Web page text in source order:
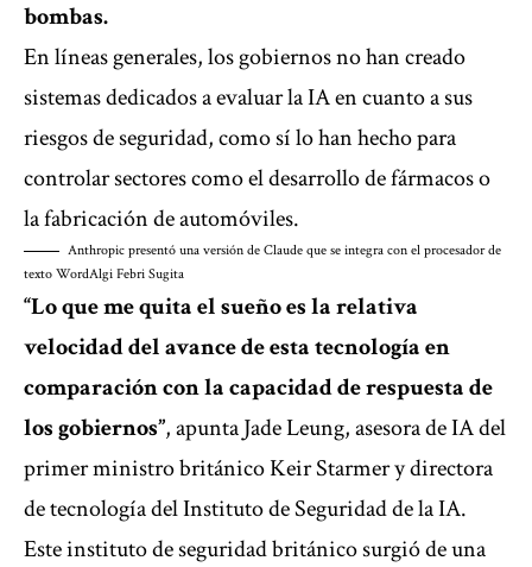
bombas.
En líneas generales, los gobiernos no han creado
sistemas dedicados a evaluar la IA en cuanto a sus
riesgos de seguridad, como sí lo han hecho para
controlar sectores como el desarrollo de fármacos o
la fabricación de automóviles.
Anthropic presentó una versión de Claude que se integra con el procesador de
texto WordAlgi Febri Sugita
“Lo que me quita el sueño es la relativa
velocidad del avance de esta tecnología en
comparación con la capacidad de respuesta de
los gobiernos”, apunta Jade Leung, asesora de IA del
primer ministro británico Keir Starmer y directora
de tecnología del Instituto de Seguridad de la IA.
Este instituto de seguridad británico surgió de una